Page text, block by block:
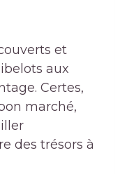
et
aux
Certes,
marché,
des trésors à